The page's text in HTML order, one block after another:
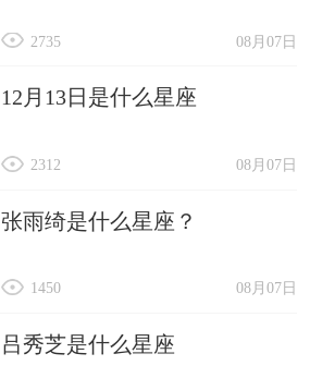
08月07日
2735
12月13日是什么星座
08月07日
2312
张雨绮是什么星座？
08月07日
1450
吕秀芝是什么星座